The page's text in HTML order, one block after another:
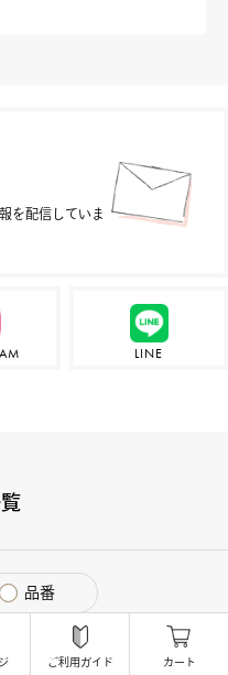
を配信していま
LINE
品番
ご利用ガイド カート